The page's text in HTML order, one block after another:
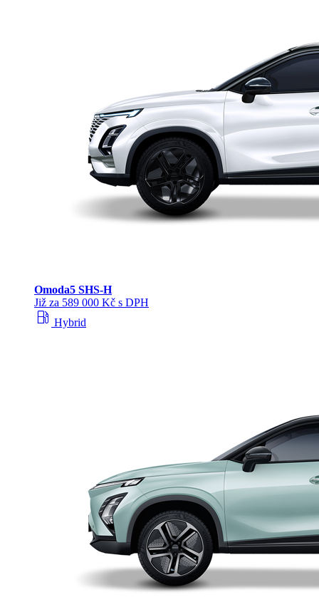
Omoda5 SHS‑H
Již za 589 000 Kč s DPH
local_gas_station Hybrid